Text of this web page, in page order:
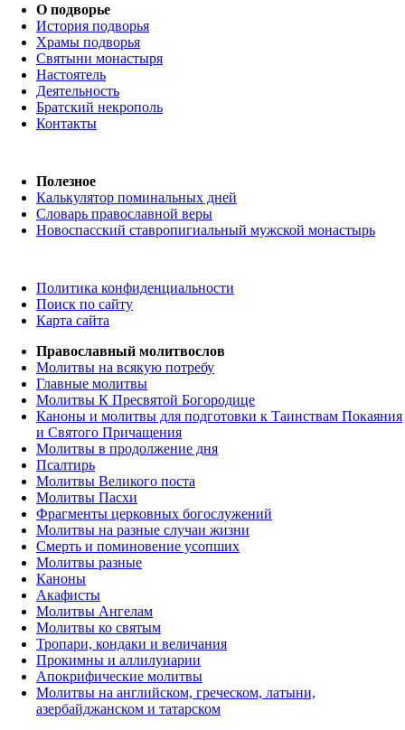
О подворье
История подворья
Храмы подворья
Святыни монастыря
Настоятель
Деятельность
Братский некрополь
Контакты
Полезное
Калькулятор поминальных дней
Словарь православной веры
Новоспасский ставропигиальный мужской монастырь
Политика конфиденциальности
Поиск по сайту
Карта сайта
Православный молитвослов
Молитвы на всякую потребу
Главные молитвы
Молитвы К Пресвятой Богородице
Каноны и молитвы для подготовки к Таинствам Покаяния
и Святого Причащения
Молитвы в продолжение дня
Псалтирь
Молитвы Великого поста
Молитвы Пасхи
Фрагменты церковных богослужений
Молитвы на разные случаи жизни
Смерть и поминовение усопших
Молитвы разные
Каноны
Акафисты
Молитвы Ангелам
Молитвы ко святым
Тропари, кондаки и величания
Прокимны и аллилуиарии
Апокрифические молитвы
Молитвы на английском, греческом, латыни,
азербайджанском и татарском